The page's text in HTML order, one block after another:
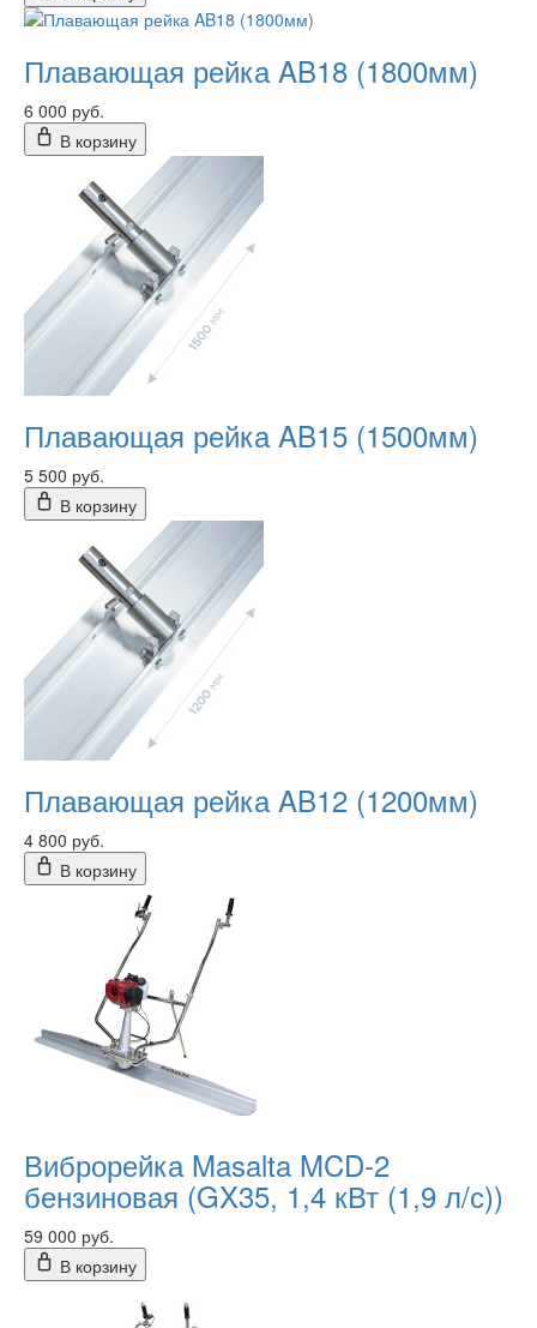
Плавающая рейка AB18 (1800мм)
6 000 руб.
В корзину
Плавающая рейка AB15 (1500мм)
5 500 руб.
В корзину
Плавающая рейка AB12 (1200мм)
4 800 руб.
В корзину
Виброрейка Masalta MCD-2
бензиновая (GX35, 1,4 кВт (1,9 л/с))
59 000 руб.
В корзину